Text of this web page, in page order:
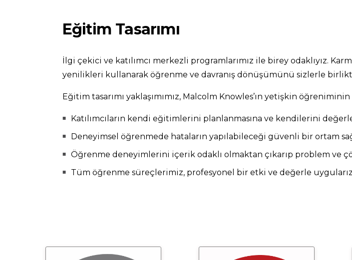
Eğitim Tasarımı
İlgi çekici ve katılımcı merkezli programlarımız ile birey odaklıyız.
yenilikleri kullanarak öğrenme ve davranış dönüşümünü sizlerle
Eğitim tasarımı yaklaşımımız, Malcolm Knowles’ın yetişkin
Katılımcıların kendi eğitimlerini planlanmasına ve kendilerini
Deneyimsel öğrenmede hataların yapılabileceği güvenli bir ortam
Öğrenme deneyimlerini içerik odaklı olmaktan çıkarıp problem ve
Tüm öğrenme süreçlerimiz, profesyonel bir etki ve değerle